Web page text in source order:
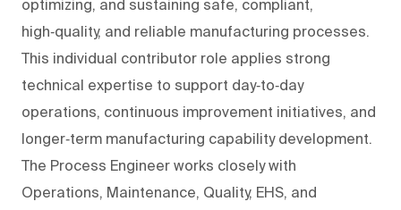
optimizing, and sustaining safe, compliant,
high‑quality, and reliable manufacturing processes.
This individual contributor role applies strong
technical expertise to support day‑to‑day
operations, continuous improvement initiatives, and
longer‑term manufacturing capability development.
The Process Engineer works closely with
Operations, Maintenance, Quality, EHS, and